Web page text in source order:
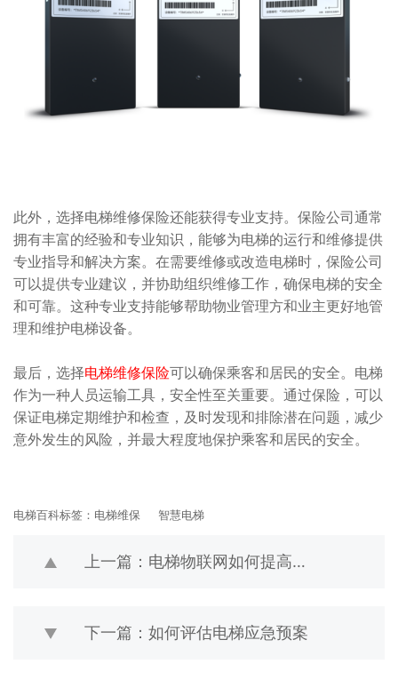
此外，选择电梯维修保险还能获得专业支持。保险公司通常
拥有丰富的经验和专业知识，能够为电梯的运行和维修提供
专业指导和解决方案。在需要维修或改造电梯时，保险公司
可以提供专业建议，并协助组织维修工作，确保电梯的安全
和可靠。这种专业支持能够帮助物业管理方和业主更好地管
理和维护电梯设备。
最后，选择电梯维修保险可以确保乘客和居民的安全。电梯
作为一种人员运输工具，安全性至关重要。通过保险，可以
保证电梯定期维护和检查，及时发现和排除潜在问题，减少
意外发生的风险，并最大程度地保护乘客和居民的安全。
电梯百科标签： 电梯维保 智慧电梯
上一篇：电梯物联网如何提高运维效率
下一篇：如何评估电梯应急预案